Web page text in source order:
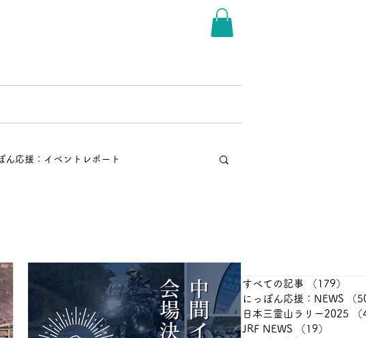
ん応援：イベントレポート
日本三霊山ラリー2026
すべての記事 （179）
にっぽん応援：NEWS
（
日本三霊山ラリー2025
JRF NEWS
（19）